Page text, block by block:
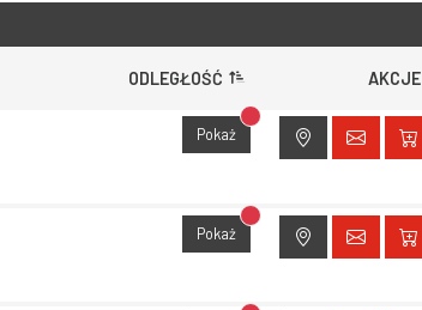
ODLEGŁOŚĆ AKCJE
Pokaż Brak dostępu do lokalizacji
Pokaż Brak dostępu do lokalizacji